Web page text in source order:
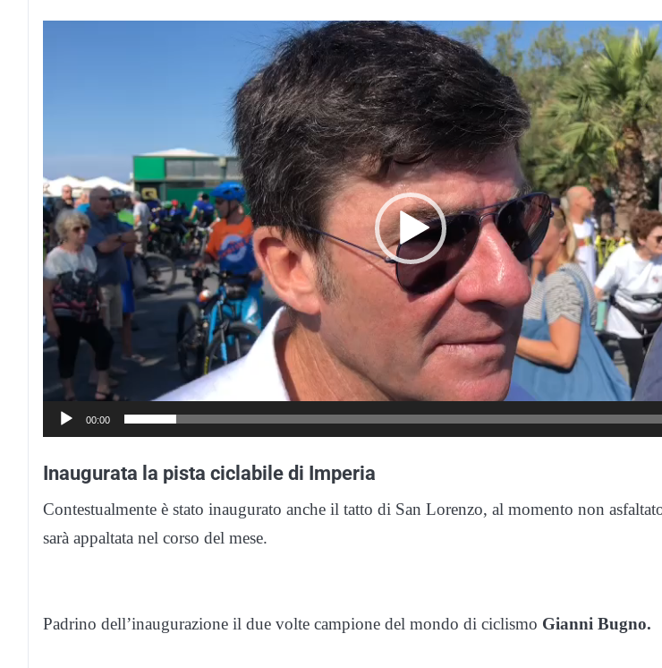
00:00
Inaugurata la pista ciclabile di Imperia
Contestualmente è stato inaugurato anche il tatto di San Lorenzo, al momento non
sarà appaltata nel corso del mese.
Padrino dell’inaugurazione il due volte campione del mondo di ciclismo Gianni Bugno.